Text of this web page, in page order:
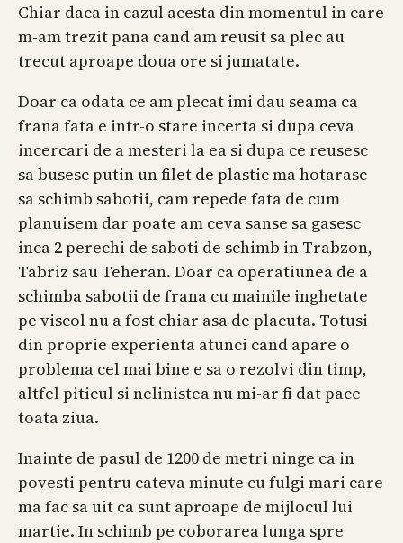
Chiar daca in cazul acesta din momentul in care
m-am trezit pana cand am reusit sa plec au
trecut aproape doua ore si jumatate.
Doar ca odata ce am plecat imi dau seama ca
frana fata e intr-o stare incerta si dupa ceva
incercari de a mesteri la ea si dupa ce reusesc
sa busesc putin un filet de plastic ma hotarasc
sa schimb sabotii, cam repede fata de cum
planuisem dar poate am ceva sanse sa gasesc
inca 2 perechi de saboti de schimb in Trabzon,
Tabriz sau Teheran. Doar ca operatiunea de a
schimba sabotii de frana cu mainile inghetate
pe viscol nu a fost chiar asa de placuta. Totusi
din proprie experienta atunci cand apare o
problema cel mai bine e sa o rezolvi din timp,
altfel piticul si nelinistea nu mi-ar fi dat pace
toata ziua.
Inainte de pasul de 1200 de metri ninge ca in
povesti pentru cateva minute cu fulgi mari care
ma fac sa uit ca sunt aproape de mijlocul lui
martie. In schimb pe coborarea lunga spre